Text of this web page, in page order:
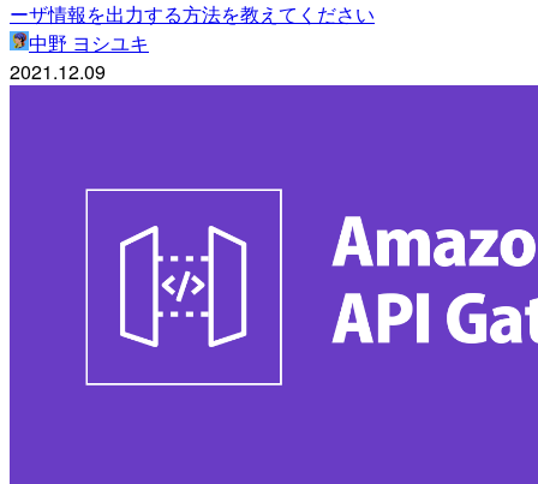
ーザ情報を出力する方法を教えてください
中野 ヨシユキ
2021.12.09